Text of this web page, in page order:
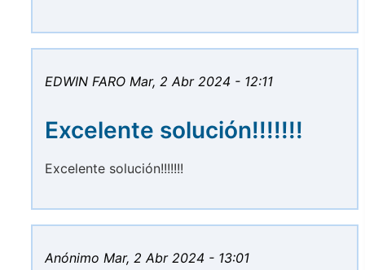
EDWIN FARO Mar, 2 Abr 2024 - 12:11
Excelente solución!!!!!!!
Excelente solución!!!!!!!
Anónimo Mar, 2 Abr 2024 - 13:01